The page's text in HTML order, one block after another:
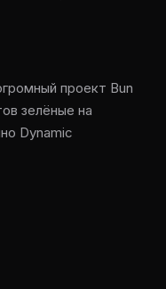
проект Bun
зелёные на
Dynamic